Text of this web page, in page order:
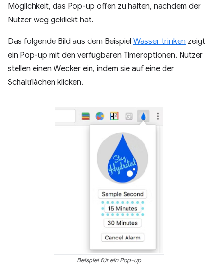
Möglichkeit, das Pop-up offen zu halten, nachdem der
Nutzer weg geklickt hat.
Das folgende Bild aus dem Beispiel Wasser trinken zeigt
ein Pop-up mit den verfügbaren Timeroptionen. Nutzer
stellen einen Wecker ein, indem sie auf eine der
Schaltflächen klicken.
Beispiel für ein Pop-up